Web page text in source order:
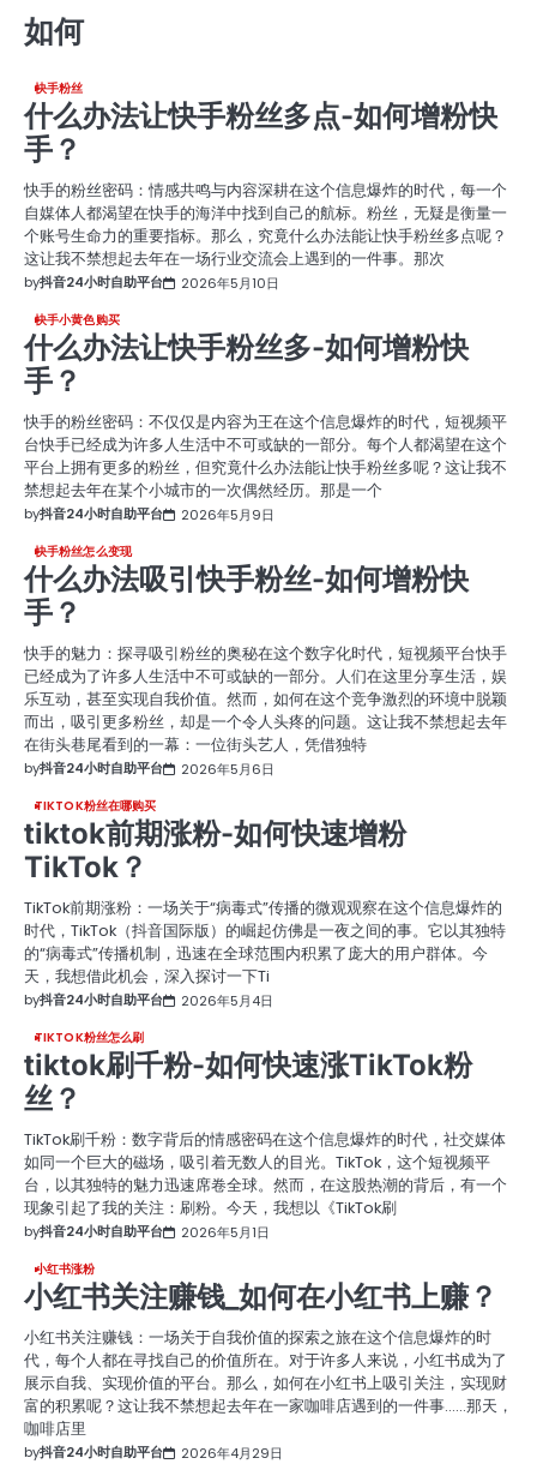
如何
快手粉丝
什么办法让快手粉丝多点-如何增粉快
手？
快手的粉丝密码：情感共鸣与内容深耕在这个信息爆炸的时代，每一个
自媒体人都渴望在快手的海洋中找到自己的航标。粉丝，无疑是衡量一
个账号生命力的重要指标。那么，究竟什么办法能让快手粉丝多点呢？
这让我不禁想起去年在一场行业交流会上遇到的一件事。那次
by抖音24小时自助平台 2026年5月10日
快手小黄色购买
什么办法让快手粉丝多-如何增粉快
手？
快手的粉丝密码：不仅仅是内容为王在这个信息爆炸的时代，短视频平
台快手已经成为许多人生活中不可或缺的一部分。每个人都渴望在这个
平台上拥有更多的粉丝，但究竟什么办法能让快手粉丝多呢？这让我不
禁想起去年在某个小城市的一次偶然经历。那是一个
by抖音24小时自助平台 2026年5月9日
快手粉丝怎么变现
什么办法吸引快手粉丝-如何增粉快
手？
快手的魅力：探寻吸引粉丝的奥秘在这个数字化时代，短视频平台快手
已经成为了许多人生活中不可或缺的一部分。人们在这里分享生活，娱
乐互动，甚至实现自我价值。然而，如何在这个竞争激烈的环境中脱颖
而出，吸引更多粉丝，却是一个令人头疼的问题。这让我不禁想起去年
在街头巷尾看到的一幕：一位街头艺人，凭借独特
by抖音24小时自助平台 2026年5月6日
TIKTOK粉丝在哪购买
tiktok前期涨粉-如何快速增粉
TikTok？
TikTok前期涨粉：一场关于“病毒式”传播的微观观察在这个信息爆炸的
时代，TikTok（抖音国际版）的崛起仿佛是一夜之间的事。它以其独特
的“病毒式”传播机制，迅速在全球范围内积累了庞大的用户群体。今
天，我想借此机会，深入探讨一下Ti
by抖音24小时自助平台 2026年5月4日
TIKTOK粉丝怎么刷
tiktok刷千粉-如何快速涨TikTok粉
丝？
TikTok刷千粉：数字背后的情感密码在这个信息爆炸的时代，社交媒体
如同一个巨大的磁场，吸引着无数人的目光。TikTok，这个短视频平
台，以其独特的魅力迅速席卷全球。然而，在这股热潮的背后，有一个
现象引起了我的关注：刷粉。今天，我想以《TikTok刷
by抖音24小时自助平台 2026年5月1日
小红书涨粉
小红书关注赚钱_如何在小红书上赚？
小红书关注赚钱：一场关于自我价值的探索之旅在这个信息爆炸的时
代，每个人都在寻找自己的价值所在。对于许多人来说，小红书成为了
展示自我、实现价值的平台。那么，如何在小红书上吸引关注，实现财
富的积累呢？这让我不禁想起去年在一家咖啡店遇到的一件事……那天，
咖啡店里
by抖音24小时自助平台 2026年4月29日